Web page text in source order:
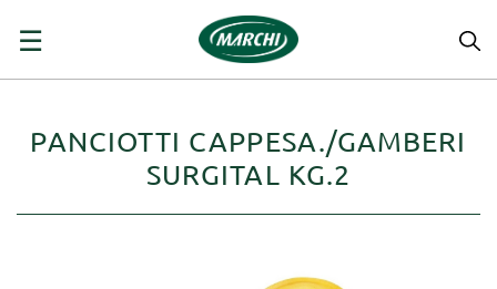
navigazione
☰
PANCIOTTI CAPPESA./GAMBERI
SURGITAL KG.2